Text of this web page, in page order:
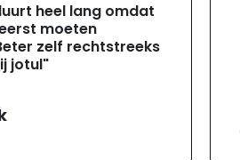
heel lang omdat
moeten
zelf rechtstreeks
jotul"